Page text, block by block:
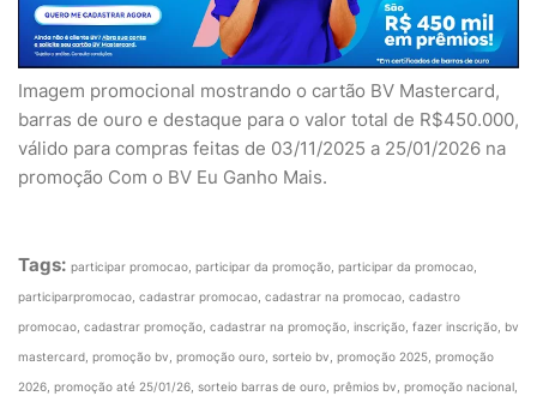
Imagem promocional mostrando o cartão BV Mastercard,
barras de ouro e destaque para o valor total de R$450.000,
válido para compras feitas de 03/11/2025 a 25/01/2026 na
promoção Com o BV Eu Ganho Mais.
Tags: participar promocao, participar da promoção, participar da promocao,
participarpromocao, cadastrar promocao, cadastrar na promocao, cadastro
promocao, cadastrar promoção, cadastrar na promoção, inscrição, fazer inscrição, bv
mastercard, promoção bv, promoção ouro, sorteio bv, promoção 2025, promoção
2026, promoção até 25/01/26, sorteio barras de ouro, prêmios bv, promoção nacional,